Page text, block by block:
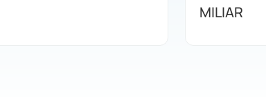
MILIAR